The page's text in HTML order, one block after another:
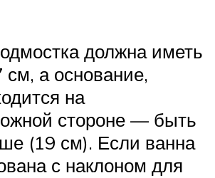
должна иметь
см, а основание,
на
стороне — быть
(19 см). Если ванна
с наклоном для